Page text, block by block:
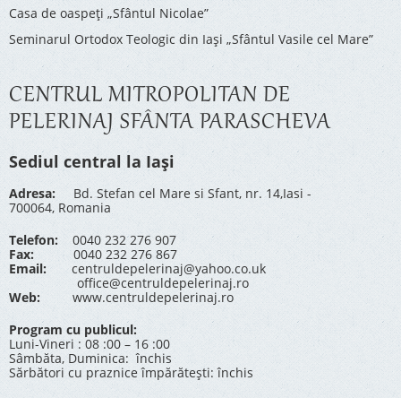
Casa de oaspeți „Sfântul Nicolae”
Seminarul Ortodox Teologic din Iași „Sfântul Vasile cel Mare”
CENTRUL MITROPOLITAN DE
PELERINAJ SFÂNTA PARASCHEVA
Sediul central la Iași
Adresa: Bd. Stefan cel Mare si Sfant, nr. 14,Iasi -
700064, Romania
Telefon: 0040 232 276 907
Fax: 0040 232 276 867
Email:
centruldepelerinaj@yahoo.co.uk
office@centruldepelerinaj.ro
Web:
www.centruldepelerinaj.ro
Program cu publicul:
Luni-Vineri : 08 :00 – 16 :00
Sâmbăta, Duminica: închis
Sărbători cu praznice împărătești: închis